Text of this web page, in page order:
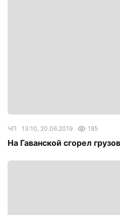
ЧП 13:10, 20.06.2019 185
На Гаванской сгорел